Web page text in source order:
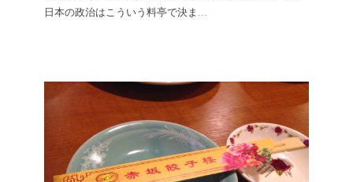
日本の政治はこういう料亭で決ま